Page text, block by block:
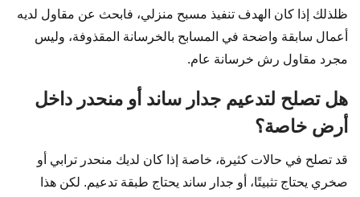
ظلذلك إذا كان الهدف تنفيذ مسبح منزلي، فابحث عن مقاول لديه
أعمال سابقة واضحة في المسابح بالخرسانة المقذوفة، وليس
مجرد مقاول رش خرسانة عام.
هل تصلح لتدعيم جدار ساند أو منحدر داخل
أرض خاصة؟
قد تصلح في حالات كثيرة، خاصة إذا كان لديك منحدر ترابي أو
صخري يحتاج تثبيتًا، أو جدار ساند يحتاج طبقة تدعيم. لكن هذا